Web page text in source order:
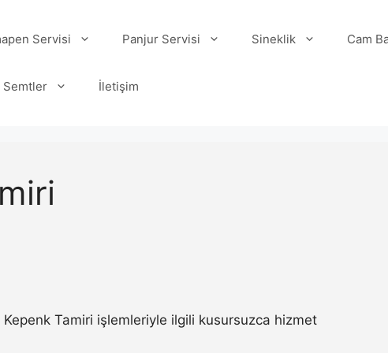
Servisi Panjur Servisi Sineklik Cam
Semtler İletişim
Tamiri işlemleriyle ilgili kusursuzca hizmet